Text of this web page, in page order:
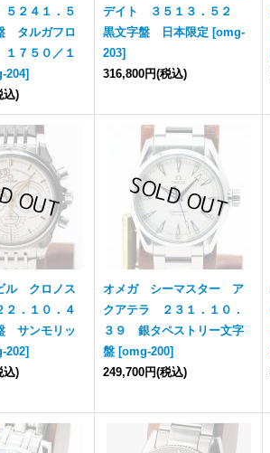
２４１．５
タルガフロ
７５０／１
204]
込)
デイト ３５１３．５２
黒文字盤 日本限定 [omg-
203]
316,800円(税込)
ル クロノス
．１０．４
サンモリッ
202]
込)
オメガ シーマスター ア
クアテラ ２３１．１０．
３９ 銀タペストリー文字
盤 [omg-200]
249,700円(税込)